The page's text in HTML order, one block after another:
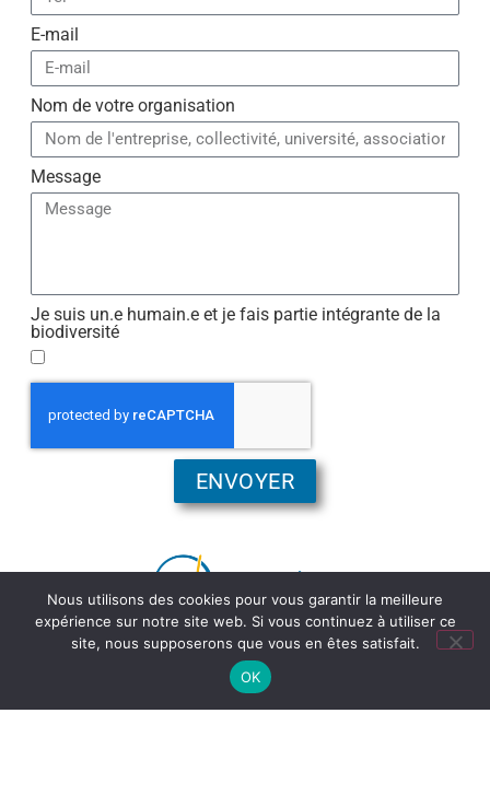
E-mail
Nom de votre organisation
Message
Je suis un.e humain.e et je fais partie intégrante de la
biodiversité
ENVOYER
Nous utilisons des cookies pour vous garantir la meilleure
expérience sur notre site web. Si vous continuez à utiliser ce
site, nous supposerons que vous en êtes satisfait.
OK